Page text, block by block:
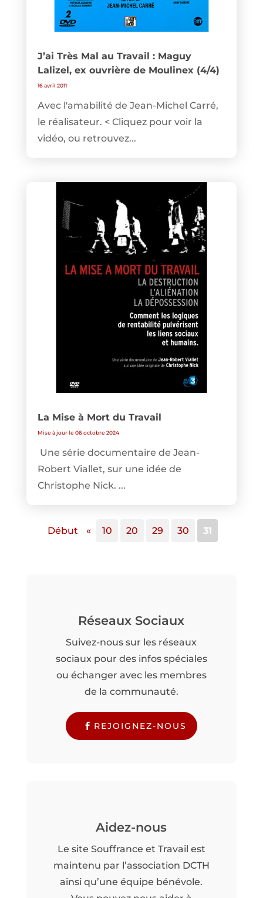
J’ai Très Mal au Travail : Maguy
Lalizel, ex ouvrière de Moulinex (4/4)
16 avril 2011
Avec l'amabilité de Jean-Michel Carré,
le réalisateur. < Cliquez pour voir la
vidéo, ou retrouvez...
La Mise à Mort du Travail
Mise à jour le 06 octobre 2024
Une série documentaire de Jean-
Robert Viallet, sur une idée de
Christophe Nick. ...
Début « 10 20 29 30 31
Réseaux Sociaux
Suivez-nous sur les réseaux
sociaux pour des infos spéciales
ou échanger avec les membres
de la communauté.
REJOIGNEZ-NOUS
Aidez-nous
Le site Souffrance et Travail est
maintenu par l’association DCTH
ainsi qu’une équipe bénévole.